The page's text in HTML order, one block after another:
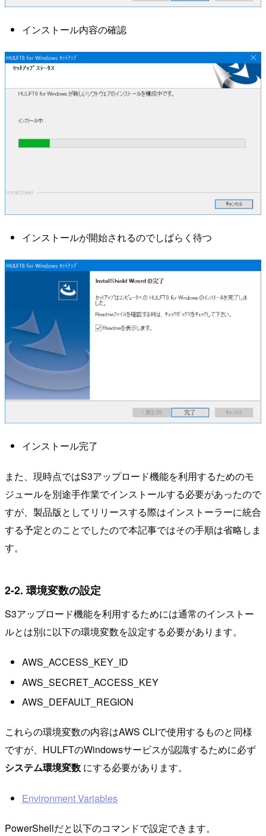
インストール内容の確認
インストールが開始されるのでしばらく待つ
インストール完了
また、現時点ではS3アップロード機能を利用するためのモ
ジュールを別途手作業でインストールする必要があったので
すが、製品版としてリリースする際はインストーラーに統合
する予定とのことでしたので本記事ではその手順は省略しま
す。
2-2. 環境変数の設定
S3アップロード機能を利用するためには通常のインストー
ルとは別に以下の環境変数を設定する必要があります。
AWS_ACCESS_KEY_ID
AWS_SECRET_ACCESS_KEY
AWS_DEFAULT_REGION
これらの環境変数の内容はAWS CLIで使用するものと同様
ですが、HULFTのWindowsサービスが認識するために必ず
システム環境変数 にする必要があります。
Environment Variables
PowerShellだと以下のコマンドで設定できます。